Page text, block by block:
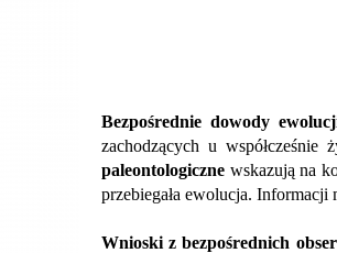
Bezpośrednie dowody
zachodzących u
paleontologiczne wskazują na
przebiegała ewolucja.
Wnioski z bezpośrednich